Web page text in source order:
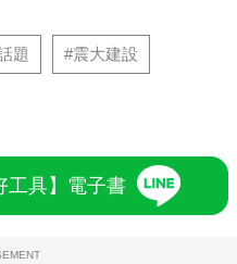
題 #震大建設
工具】電子書